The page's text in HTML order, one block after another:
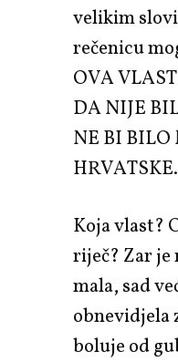
velikim
rečenicu
OVA
DA NIJE
NE BI
HRVATSKE.
Koja vlast?
riječ? Zar je
mala, sad
obnevidjela
boluje od